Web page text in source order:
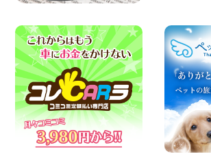
100
【佐渡の夏はレンタカー
県 両津店
☆ お盆特別乗り放題プ
戸店